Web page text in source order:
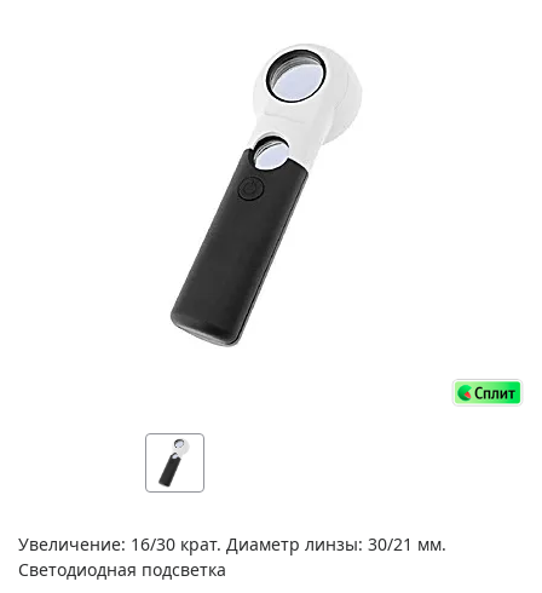
Увеличение: 16/30 крат. Диаметр линзы: 30/21 мм.
Светодиодная подсветка